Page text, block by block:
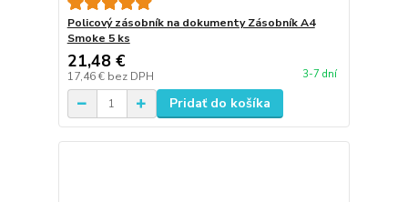
Policový zásobník na dokumenty Zásobník A4
Smoke 5 ks
21,48 €
17,46 € bez DPH 3-7 dní
Pridať do košíka